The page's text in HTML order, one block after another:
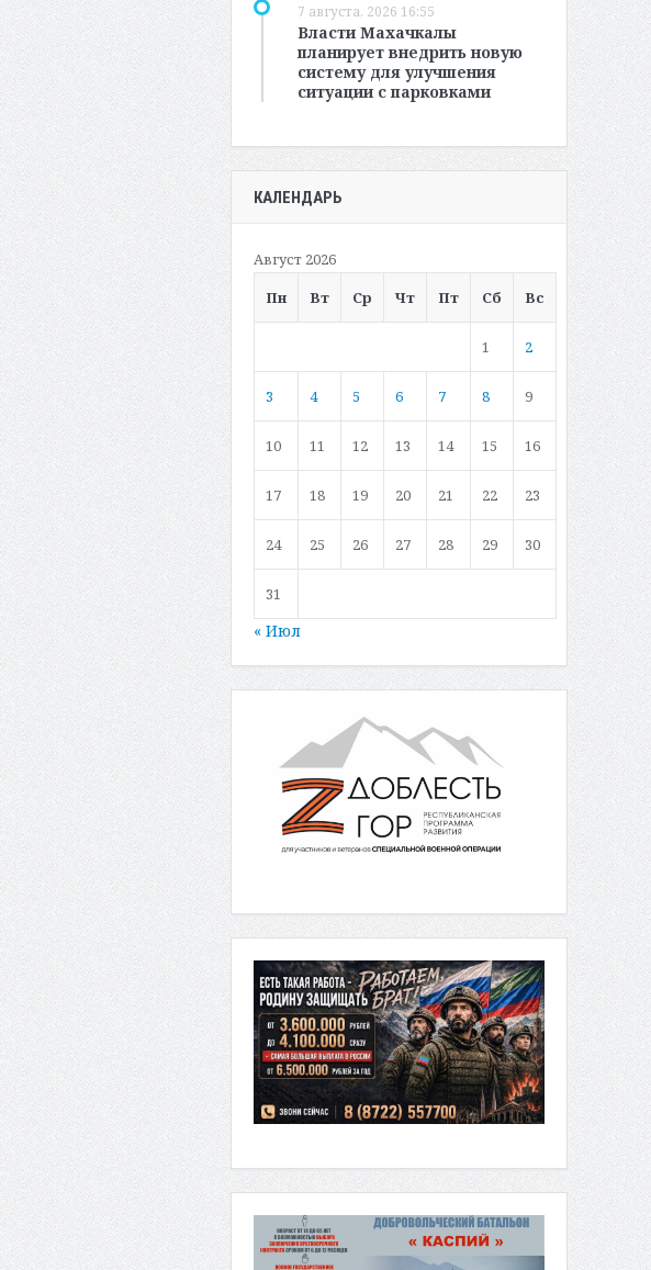
7 августа, 2026 16:55
Власти Махачкалы
планирует внедрить новую
систему для улучшения
ситуации с парковками
КАЛЕНДАРЬ
Август 2026
Пн
Вт Ср Чт Пт Сб Вс
1 2
3 4 5 6 7 8 9
10 11 12 13 14 15 16
17 18 19 20 21 22 23
24 25 26 27 28 29 30
31
« Июл